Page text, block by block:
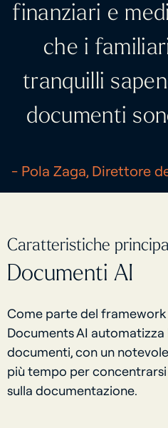
finanziari e
che i
tranquilli
documenti
- Pola Zaga, Direttore
Caratteristiche
Documenti AI
Come parte del
Documents AI automatizza
documenti, con un
più tempo per
sulla documentazione.